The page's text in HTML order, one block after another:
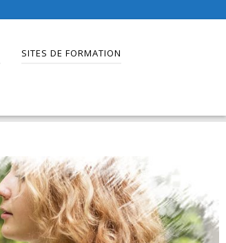
SITES DE FORMATION